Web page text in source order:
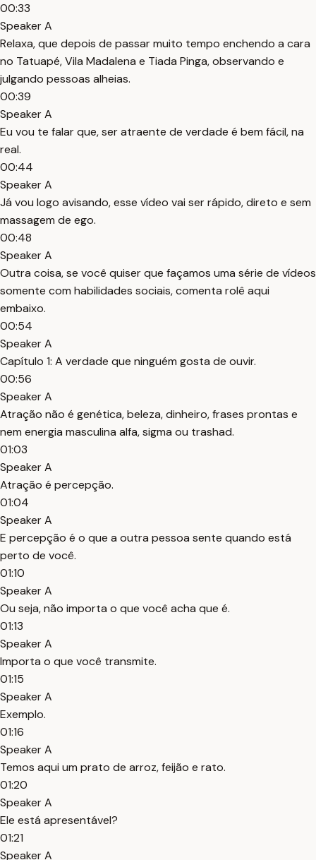
00:33
Speaker A
Relaxa, que depois de passar muito tempo enchendo a cara
no Tatuapé, Vila Madalena e Tiada Pinga, observando e
julgando pessoas alheias.
00:39
Speaker A
Eu vou te falar que, ser atraente de verdade é bem fácil, na
real.
00:44
Speaker A
Já vou logo avisando, esse vídeo vai ser rápido, direto e sem
massagem de ego.
00:48
Speaker A
Outra coisa, se você quiser que façamos uma série de vídeos
somente com habilidades sociais, comenta rolê aqui
embaixo.
00:54
Speaker A
Capítulo 1: A verdade que ninguém gosta de ouvir.
00:56
Speaker A
Atração não é genética, beleza, dinheiro, frases prontas e
nem energia masculina alfa, sigma ou trashad.
01:03
Speaker A
Atração é percepção.
01:04
Speaker A
E percepção é o que a outra pessoa sente quando está
perto de você.
01:10
Speaker A
Ou seja, não importa o que você acha que é.
01:13
Speaker A
Importa o que você transmite.
01:15
Speaker A
Exemplo.
01:16
Speaker A
Temos aqui um prato de arroz, feijão e rato.
01:20
Speaker A
Ele está apresentável?
01:21
Speaker A